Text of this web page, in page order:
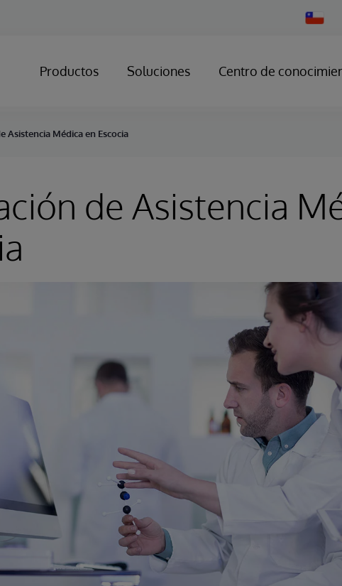
Change
Country
Productos Soluciones Centro de
Asistencia Médica en Escocia
de Asistencia